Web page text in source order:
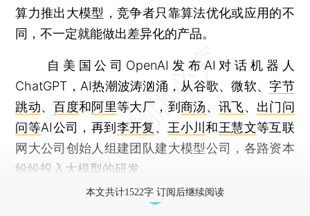
算力推出大模型，竞争者只靠算法优化或应用的不
同，不一定就能做出差异化的产品。
自美国公司OpenAI发布AI对话机器人
ChatGPT，AI热潮波涛汹涌，从谷歌、微软、字节
跳动、百度和阿里等大厂，到商汤、 讯飞、 出门问
问等AI公司，再到李开复 、 王小川和王慧文等互联
网大公司创始人组建团队建大模型公司，各路资本
纷纷投入大模型的研发。
本文共计1522字 订阅后继续阅读